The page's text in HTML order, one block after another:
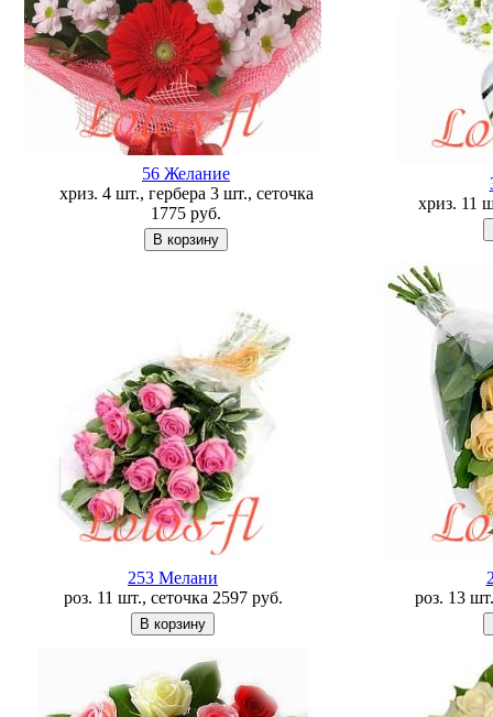
56 Желание
хриз. 4 шт., гербера 3 шт., сеточка
1775 руб.
хриз. 11
253 Мелани
роз. 11 шт., сеточка 2597 руб.
роз. 13